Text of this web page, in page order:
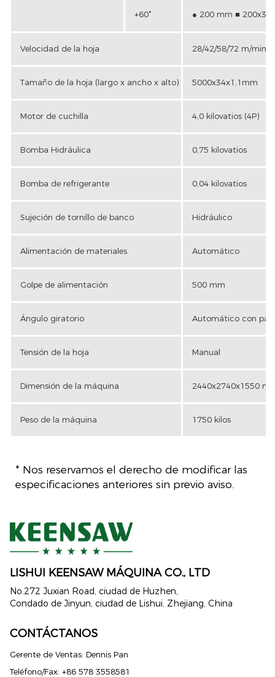
+60° ● 200 mm ■
Velocidad de la hoja 28/42/58/72 m/min
Tamaño de la hoja (largo x ancho x alto) 5000x34x1,1mm
Motor de cuchilla 4,0 kilovatios (4P)
Bomba Hidráulica 0,75 kilovatios
Bomba de refrigerante 0,04 kilovatios
Sujeción de tornillo de banco Hidráulico
Alimentación de materiales Automático
Golpe de alimentación 500 mm
Ángulo giratorio Automático con
Tensión de la hoja Manual
Dimensión de la máquina 2440x2740x1550
Peso de la máquina 1750 kilos
* Nos reservamos el derecho de modificar las
especificaciones anteriores sin previo aviso.
LISHUI ​​KEENSAW MÁQUINA CO., LTD
No.272 Juxian Road, ciudad de Huzhen,
Condado de Jinyun, ciudad de Lishui, Zhejiang, China
CONTÁCTANOS
Gerente de Ventas: Dennis Pan
Teléfono/Fax: +86 578 3558581